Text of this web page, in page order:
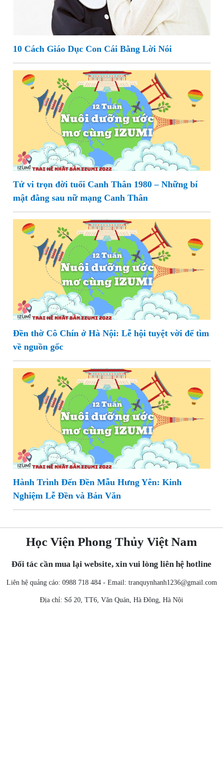
10 Cách Giáo Dục Con Cái Bằng Lời Nói
Tử vi trọn đời tuổi Canh Thân 1980 – Những bí
mật đằng sau nữ mạng Canh Thân
Đền thờ Cô Chín ở Hà Nội: Lễ hội tuyệt vời để tìm
về nguồn gốc
Hành Trình Đến Đền Mẫu Hưng Yên: Kinh
Nghiệm Lễ Đền và Bản Văn
Học Viện Phong Thủy Việt Nam
Đối tác cần mua lại website, xin vui lòng liên hệ hotline
Liên hệ quảng cáo: 0988 718 484 - Email: tranquynhanh1236@gmail.com
Địa chỉ: Số 20, TT6, Văn Quán, Hà Đông, Hà Nội